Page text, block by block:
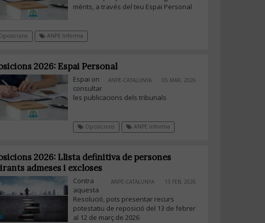
mèrits, a través del teu Espai Personal
ANPE Informa
2026: Espai Personal
ANPE-CATALUNYA 05 MAR, 2026
Espai on
consultar
les publicacions dels tribunals
Oposicions ANPE Informa
2026: Llista definitiva de persones
admeses i excloses
ANPE-CATALUNYA 13 FEB, 2026
Contra
aquesta
Resolució, pots presentar recurs
potestatiu de reposició del 13 de febrer
al 12 de març de 2026